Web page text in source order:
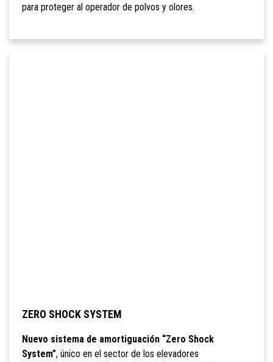
para proteger al operador de polvos y olores.
ZERO SHOCK SYSTEM
Nuevo sistema de amortiguación “Zero Shock
System”, único en el sector de los elevadores